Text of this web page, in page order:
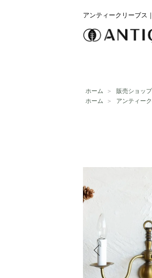
アンティークリーブス
ホーム ＞ 販売ショッ
ホーム
＞ アンティー